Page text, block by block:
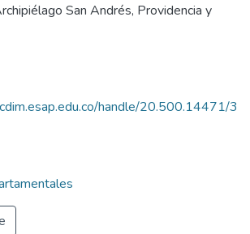
San Andrés, Providencia y
handle/20.500.14471/3